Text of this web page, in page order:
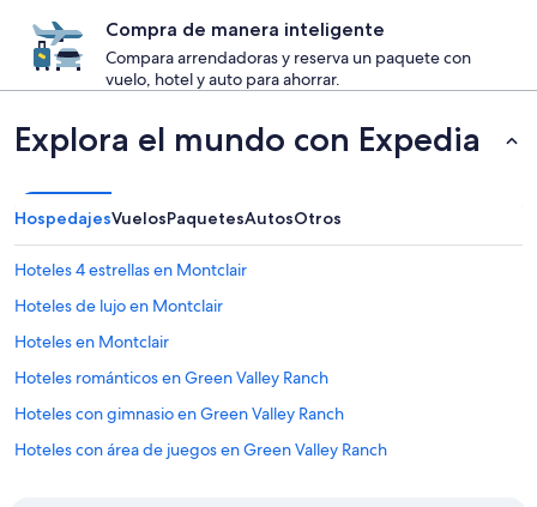
Compra de manera inteligente
Compara arrendadoras y reserva un paquete con
vuelo, hotel y auto para ahorrar.
Explora el mundo con Expedia
HospedajesVuelosPaquetesAutosOtros
Hoteles 4 estrellas en Montclair
Hoteles de lujo en Montclair
Hoteles en Montclair
Hoteles románticos en Green Valley Ranch
Hoteles con gimnasio en Green Valley Ranch
Hoteles con área de juegos en Green Valley Ranch